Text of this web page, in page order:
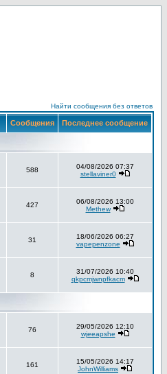
Найти сообщения без ответов
Сообщения Последнее сообщение
588
04/08/2026 07:37
stellaviner0
427
06/08/2026 13:00
Methew
31
18/06/2026 06:27
vapepenzone
8
31/07/2026 10:40
qkpcmjwnpfkacm
76
29/05/2026 12:10
wjeeapshe
161
15/05/2026 14:17
JohnWilliams